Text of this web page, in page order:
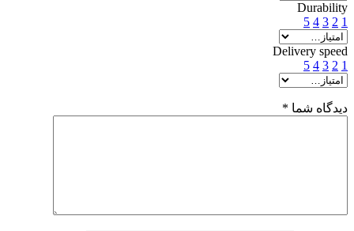
Durability
1
2
3
4
5
Delivery speed
1
2
3
4
5
دیدگاه شما *